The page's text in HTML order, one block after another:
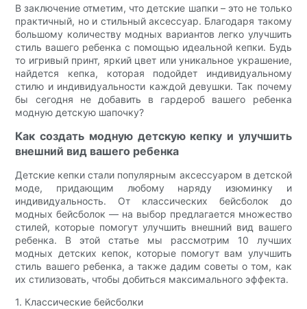
В заключение отметим, что детские шапки – это не только
практичный, но и стильный аксессуар. Благодаря такому
большому количеству модных вариантов легко улучшить
стиль вашего ребенка с помощью идеальной кепки. Будь
то игривый принт, яркий цвет или уникальное украшение,
найдется кепка, которая подойдет индивидуальному
стилю и индивидуальности каждой девушки. Так почему
бы сегодня не добавить в гардероб вашего ребенка
модную детскую шапочку?
Как создать модную детскую кепку и улучшить
внешний вид вашего ребенка
Детские кепки стали популярным аксессуаром в детской
моде, придающим любому наряду изюминку и
индивидуальность. От классических бейсболок до
модных бейсболок — на выбор предлагается множество
стилей, которые помогут улучшить внешний вид вашего
ребенка. В этой статье мы рассмотрим 10 лучших
модных детских кепок, которые помогут вам улучшить
стиль вашего ребенка, а также дадим советы о том, как
их стилизовать, чтобы добиться максимального эффекта.
1. Классические бейсболки